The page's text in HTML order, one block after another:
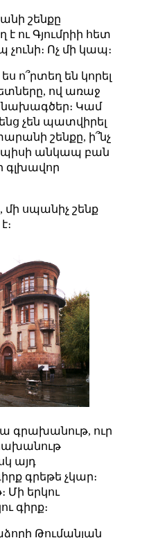
շենքը
ու Գյումրիի հետ
Ոչ մի կապ։
ո՞րտեղ են կորել
ով առաջ
նախագծեր։ Կամ
չեն պատվիրել
շենքը, ի՞նչ
անկապ բան
գլխավոր
սպանիչ շենք
գրախանութ, ուր
այդ
գրեթե չկար։
Մի երկու
գիրք։
Թումանյան